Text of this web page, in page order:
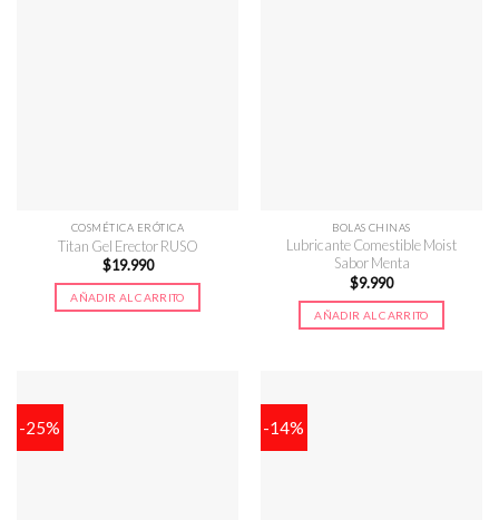
COSMÉTICA ERÓTICA
Titan Gel Erector RUSO
$19.990
AÑADIR AL CARRITO
BOLAS CHINAS
Lubricante Comestible Moist
Sabor Menta
$9.990
AÑADIR AL CARRITO
-25% -14%